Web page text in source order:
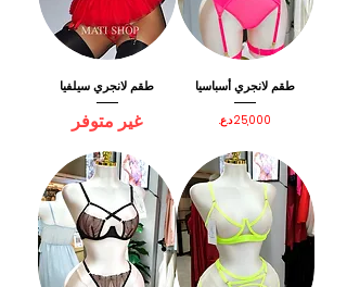
طقم لانجري أسباسيا
السعر
طقم لانجري سيلفيا
غير متوفر